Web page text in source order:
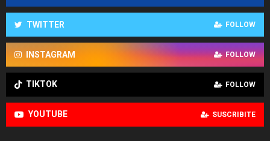
TWITTER FOLLOW
INSTAGRAM FOLLOW
TIKTOK FOLLOW
YOUTUBE SUSCRIBITE